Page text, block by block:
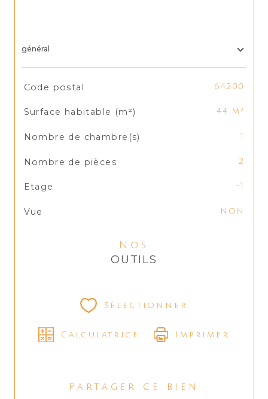
général
TRAD_SIROCCO_Caracteristique
Code postal 64200
Surface habitable (m²) 44 m²
Nombre de chambre(s) 1
Nombre de pièces 2
Etage -1
Vue non
Nos
OUTILS
Sélectionner
Calculatrice Imprimer
Partager ce bien